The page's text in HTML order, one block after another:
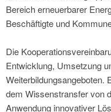
Bereich erneuerbarer
Beschäftigte und
Die
Entwicklung, Umsetzung
Weiterbildungsangeboten.
dem Wissenstransfer von
Anwendung innovativer